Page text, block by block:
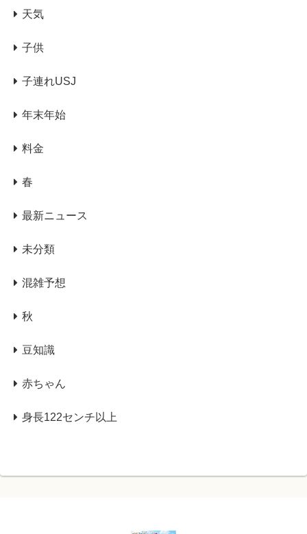
天気
子供
子連れUSJ
年末年始
料金
春
最新ニュース
未分類
混雑予想
秋
豆知識
赤ちゃん
身長122センチ以上